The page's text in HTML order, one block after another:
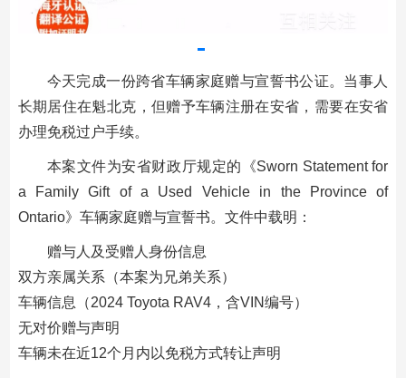
今天完成一份跨省车辆家庭赠与宣誓书公证。当事人
长期居住在魁北克，但赠予车辆注册在安省，需要在安省
办理免税过户手续。
本案文件为安省财政厅规定的《Sworn Statement for
a Family Gift of a Used Vehicle in the Province of
Ontario》车辆家庭赠与宣誓书。文件中载明：
赠与人及受赠人身份信息
双方亲属关系（本案为兄弟关系）
车辆信息（2024 Toyota RAV4，含VIN编号）
无对价赠与声明
车辆未在近12个月内以免税方式转让声明